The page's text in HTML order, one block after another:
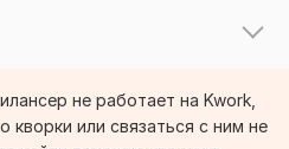
не работает на Kwork,
кворки или связаться с ним не